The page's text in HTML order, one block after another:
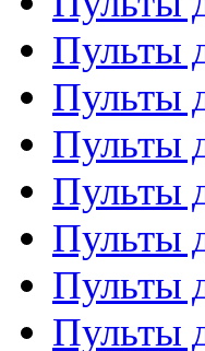
Пульты
Пульты
Пульты
Пульты
Пульты
Пульты
Пульты